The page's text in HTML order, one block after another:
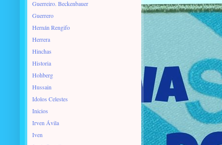
Guerreiro. Beckenbauer
Guerrero
Hernán Rengifo
Herrera
Hinchas
Historia
Hohberg
Hussain
Idolos Celestes
Inicios
Irven Ávila
Iven